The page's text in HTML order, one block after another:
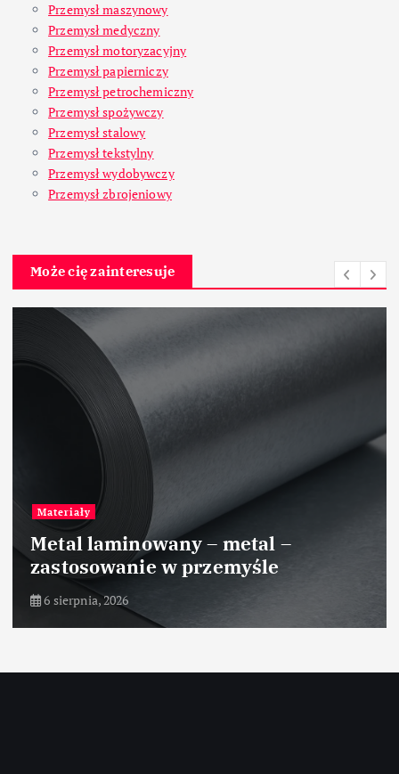
Przemysł maszynowy
Przemysł medyczny
Przemysł motoryzacyjny
Przemysł papierniczy
Przemysł petrochemiczny
Przemysł spożywczy
Przemysł stalowy
Przemysł tekstylny
Przemysł wydobywczy
Przemysł zbrojeniowy
Może cię zainteresuje
Materiały
Metal laminowany – metal –
zastosowanie w przemyśle
6 sierpnia, 2026